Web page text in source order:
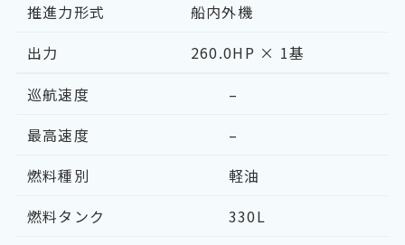
推進力形式
船内外機
出力
260.0HP × 1基
巡航速度
–
最高速度
–
燃料種別
軽油
燃料タンク
330L